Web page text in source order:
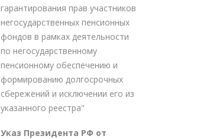
гарантирования прав участников
негосударственных пенсионных
фондов в рамках деятельности
по негосударственному
пенсионному обеспечению и
формированию долгосрочных
сбережений и исключении его из
указанного реестра"
Указ Президента РФ от